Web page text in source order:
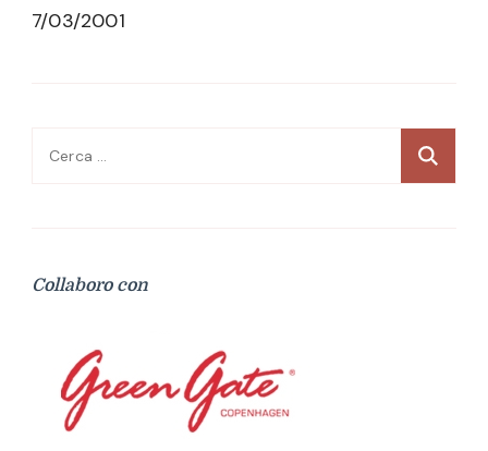
7/03/2001
Ricerca
Collaboro con